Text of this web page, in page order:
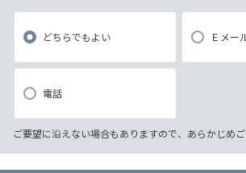
どちらでもよい Ｅメー
電話
ご要望に沿えない場合もありますので、あらかじめご